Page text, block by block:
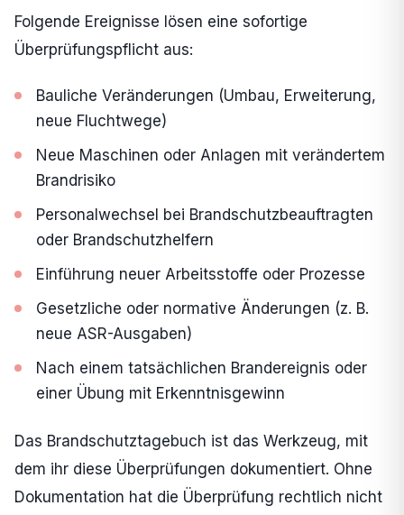
Folgende Ereignisse lösen eine sofortige
Überprüfungspflicht aus:
Bauliche Veränderungen (Umbau, Erweiterung,
neue Fluchtwege)
Neue Maschinen oder Anlagen mit verändertem
Brandrisiko
Personalwechsel bei Brandschutzbeauftragten
oder Brandschutzhelfern
Einführung neuer Arbeitsstoffe oder Prozesse
Gesetzliche oder normative Änderungen (z. B.
neue ASR-Ausgaben)
Nach einem tatsächlichen Brandereignis oder
einer Übung mit Erkenntnisgewinn
Das Brandschutztagebuch ist das Werkzeug, mit
dem ihr diese Überprüfungen dokumentiert. Ohne
Dokumentation hat die Überprüfung rechtlich nicht